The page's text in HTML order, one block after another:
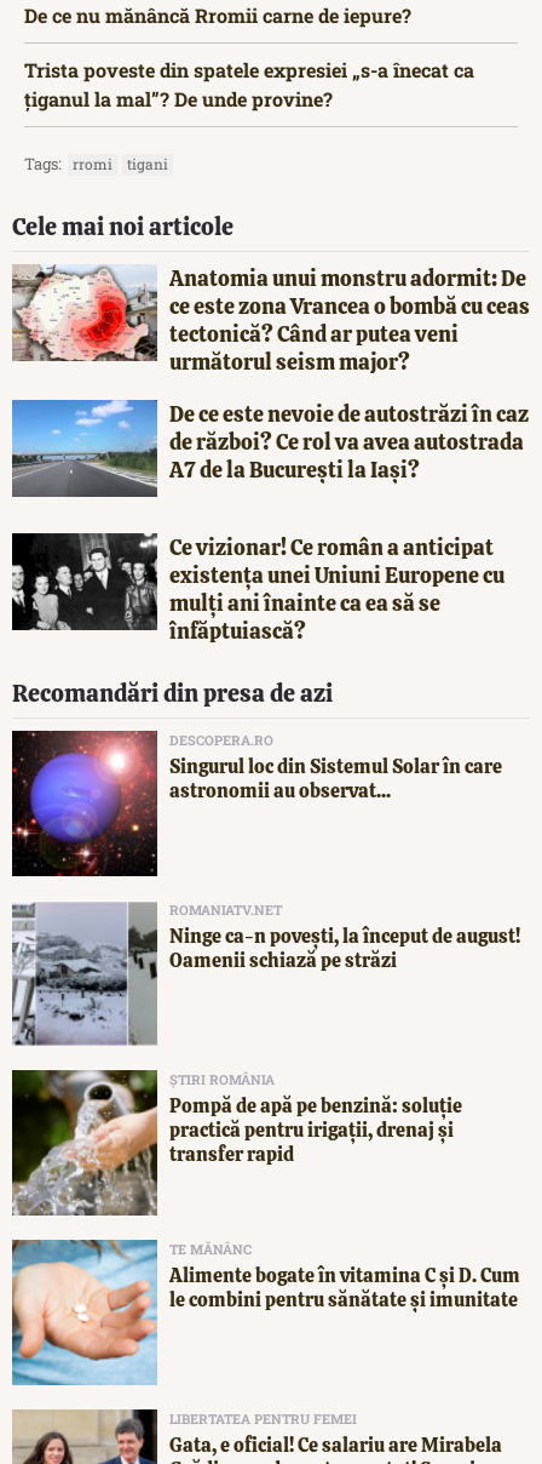
De ce nu mănâncă Rromii carne de iepure?
Trista poveste din spatele expresiei „s-a înecat ca
țiganul la mal”? De unde provine?
Tags: rromi tigani
Cele mai noi articole
Anatomia unui monstru adormit: De
ce este zona Vrancea o bombă cu ceas
tectonică? Când ar putea veni
următorul seism major?
De ce este nevoie de autostrăzi în caz
de război? Ce rol va avea autostrada
A7 de la București la Iași?
Ce vizionar! Ce român a anticipat
existența unei Uniuni Europene cu
mulți ani înainte ca ea să se
înfăptuiască?
Recomandări din presa de azi
DESCOPERA.RO
Singurul loc din Sistemul Solar în care
astronomii au observat...
ROMANIATV.NET
Ninge ca-n povești, la început de august!
Oamenii schiază pe străzi
ȘTIRI ROMÂNIA
Pompă de apă pe benzină: soluție
practică pentru irigații, drenaj și
transfer rapid
TE MĂNÂNC
Alimente bogate în vitamina C și D. Cum
le combini pentru sănătate și imunitate
LIBERTATEA PENTRU FEMEI
Gata, e oficial! Ce salariu are Mirabela